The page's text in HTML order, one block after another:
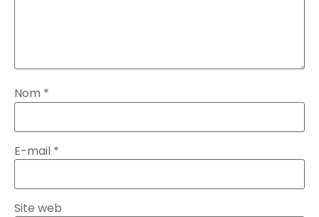
Nom *
E-mail *
Site web